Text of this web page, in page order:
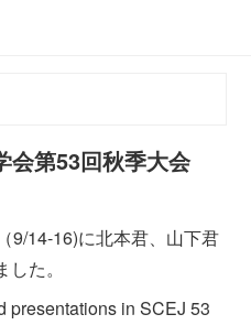
第53回秋季大会
9/14-16)に北本君、山下君
た。
presentations in SCEJ 53